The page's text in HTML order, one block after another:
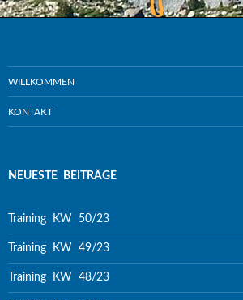
WILLKOMMEN
KONTAKT
NEUESTE BEITRÄGE
Training KW 50/23
Training KW 49/23
Training KW 48/23